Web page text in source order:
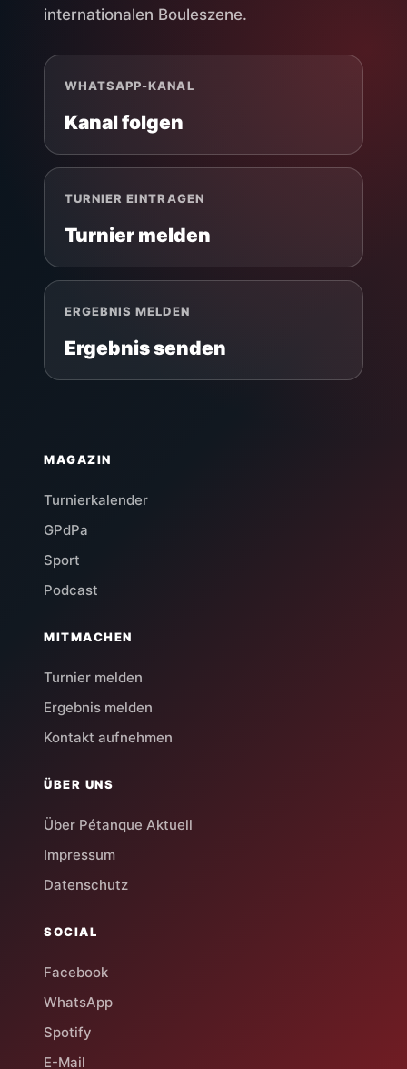
internationalen Bouleszene.
WHATSAPP-KANAL
Kanal folgen
TURNIER EINTRAGEN
Turnier melden
ERGEBNIS MELDEN
Ergebnis senden
MAGAZIN
Turnierkalender
GPdPa
Sport
Podcast
MITMACHEN
Turnier melden
Ergebnis melden
Kontakt aufnehmen
ÜBER UNS
Über Pétanque Aktuell
Impressum
Datenschutz
SOCIAL
Facebook
WhatsApp
Spotify
E-Mail